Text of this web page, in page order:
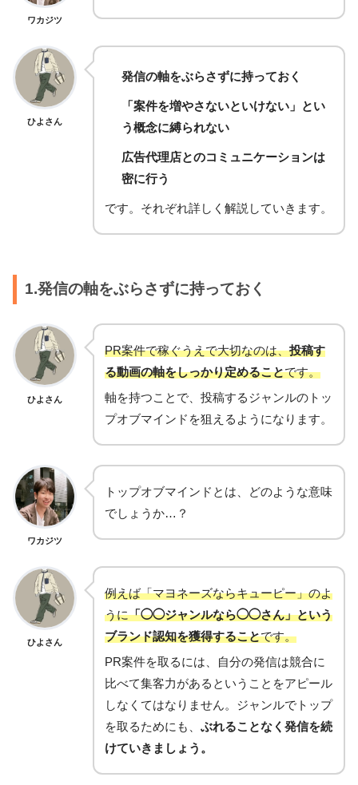
ワカジツ
ひよさん
発信の軸をぶらさずに持っておく
「案件を増やさないといけない」とい
う概念に縛られない
広告代理店とのコミュニケーションは
密に行う
です。それぞれ詳しく解説していきます。
1.発信の軸をぶらさずに持っておく
ひよさん
PR案件で稼ぐうえで大切なのは、投稿す
る動画の軸をしっかり定めることです。
軸を持つことで、投稿するジャンルのトッ
プオブマインドを狙えるようになります。
ワカジツ
トップオブマインドとは、どのような意味
でしょうか…？
ひよさん
例えば「マヨネーズならキューピー」のよ
うに「◯◯ジャンルなら◯◯さん」という
ブランド認知を獲得することです。
PR案件を取るには、自分の発信は競合に
比べて集客力があるということをアピール
しなくてはなりません。ジャンルでトップ
を取るためにも、 ぶれることなく発信を続
けていきましょう。